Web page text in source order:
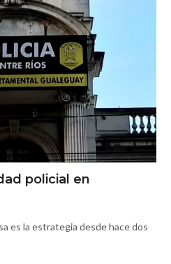
policial en
es la estrategia desde hace dos